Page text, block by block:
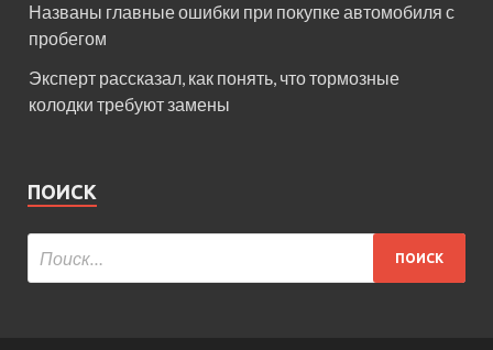
Названы главные ошибки при покупке автомобиля с
пробегом
Эксперт рассказал, как понять, что тормозные
колодки требуют замены
ПОИСК